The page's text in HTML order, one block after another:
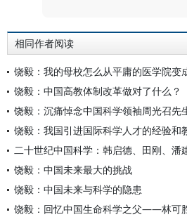
相同作者阅读
饶毅：我的母校怎么从平庸的医学院变
饶毅：中国高教体制改革做对了什么？
饶毅：沉痛悼念中国科学领袖周光召先
饶毅：我国引进国际科学人才的经验和
二十世纪中国科学：韩启德、田刚、潘
饶毅：中国未来最大的挑战
饶毅：中国未来与科学的隐患
饶毅：回忆中国生命科学之父——林可